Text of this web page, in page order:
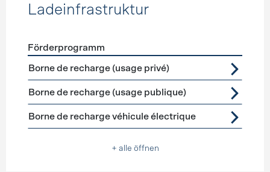
Ladeinfrastruktur
Förderprogramme Ladeinfrastruktur
Förderprogramm
Borne de recharge (usage privé)
Borne de recharge (usage publique)
Borne de recharge véhicule électrique
+ alle öffnen